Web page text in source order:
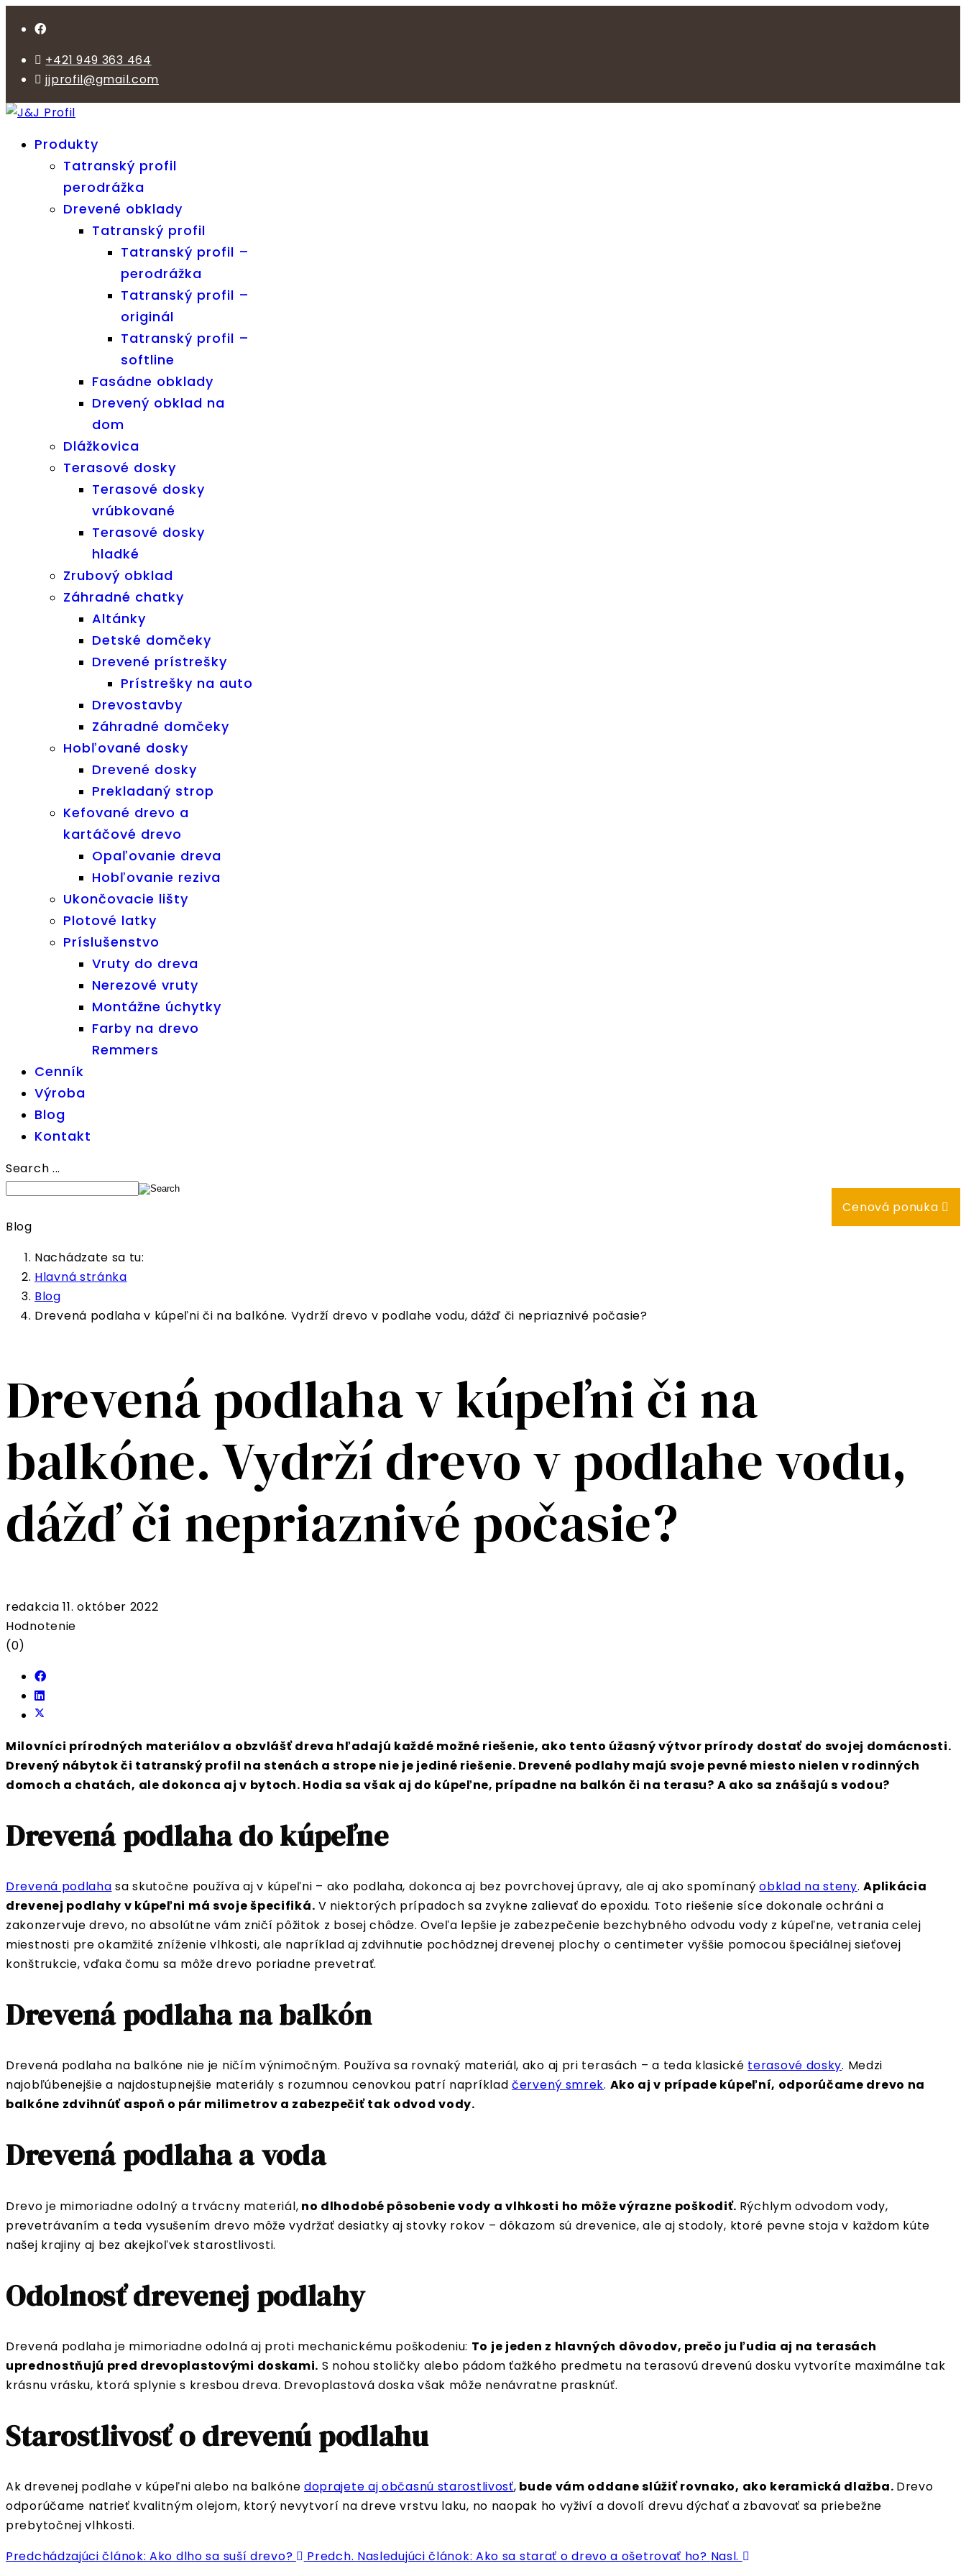
+421 949 363 464
jjprofil@gmail.com
Produkty
Tatranský profil
perodrážka
Drevené obklady
Tatranský profil
Tatranský profil –
perodrážka
Tatranský profil –
originál
Tatranský profil –
softline
Fasádne obklady
Drevený obklad na
dom
Dlážkovica
Terasové dosky
Terasové dosky
vrúbkované
Terasové dosky
hladké
Zrubový obklad
Záhradné chatky
Altánky
Detské domčeky
Drevené prístrešky
Prístrešky na auto
Drevostavby
Záhradné domčeky
Hobľované dosky
Drevené dosky
Prekladaný strop
Kefované drevo a
kartáčové drevo
Opaľovanie dreva
Hobľovanie reziva
Ukončovacie lišty
Plotové latky
Príslušenstvo
Vruty do dreva
Nerezové vruty
Montážne úchytky
Farby na drevo
Remmers
Cenník
Výroba
Blog
Kontakt
Search ...
Cenová ponuka
Blog
Nachádzate sa tu:
Hlavná stránka
Blog
Drevená podlaha v kúpeľni či na balkóne. Vydrží drevo v podlahe vodu, dážď či nepriaznivé počasie?
Drevená podlaha v kúpeľni či na
balkóne. Vydrží drevo v podlahe vodu,
dážď či nepriaznivé počasie?
redakcia 11. október 2022
Hodnotenie
(0)
Milovníci prírodných materiálov a obzvlášť dreva hľadajú každé možné riešenie, ako tento úžasný výtvor prírody dostať do svojej domácnosti.
Drevený nábytok či tatranský profil na stenách a strope nie je jediné riešenie. Drevené podlahy majú svoje pevné miesto nielen v rodinných
domoch a chatách, ale dokonca aj v bytoch. Hodia sa však aj do kúpeľne, prípadne na balkón či na terasu? A ako sa znášajú s vodou?
Drevená podlaha do kúpeľne
Drevená podlaha sa skutočne používa aj v kúpeľni – ako podlaha, dokonca aj bez povrchovej úpravy, ale aj ako spomínanýobklad na steny.Aplikácia
drevenej podlahy v kúpeľni má svoje špecifiká. V niektorých prípadoch sa zvykne zalievať do epoxidu. Toto riešenie síce dokonale ochráni a
zakonzervuje drevo, no absolútne vám zničí pôžitok z bosej chôdze. Oveľa lepšie je zabezpečenie bezchybného odvodu vody z kúpeľne, vetrania celej
miestnosti pre okamžité zníženie vlhkosti, ale napríklad aj zdvihnutie pochôdznej drevenej plochy o centimeter vyššie pomocou špeciálnej sieťovej
konštrukcie, vďaka čomu sa môže drevo poriadne prevetrať.
Drevená podlaha na balkón
Drevená podlaha na balkóne nie je ničím výnimočným. Používa sa rovnaký materiál, ako aj pri terasách – a teda klasické terasové dosky. Medzi
najobľúbenejšie a najdostupnejšie materiály s rozumnou cenovkou patrí napríkladčervený smrek. Ako aj v prípade kúpeľní, odporúčame drevo na
balkóne zdvihnúť aspoň o pár milimetrov a zabezpečiť tak odvod vody.
Drevená podlaha a voda
Drevo je mimoriadne odolný a trvácny materiál, no dlhodobé pôsobenie vody a vlhkosti ho môže výrazne poškodiť. Rýchlym odvodom vody,
prevetrávaním a teda vysušením drevo môže vydržať desiatky aj stovky rokov – dôkazom sú drevenice, ale aj stodoly, ktoré pevne stoja v každom kúte
našej krajiny aj bez akejkoľvek starostlivosti.
Odolnosť drevenej podlahy
Drevená podlaha je mimoriadne odolná aj proti mechanickému poškodeniu: To je jeden z hlavných dôvodov, prečo ju ľudia aj na terasách
uprednostňujú pred drevoplastovými doskami. S nohou stoličky alebo pádom ťažkého predmetu na terasovú drevenú dosku vytvoríte maximálne tak
krásnu vrásku, ktorá splynie s kresbou dreva. Drevoplastová doska však môže nenávratne prasknúť.
Starostlivosť o drevenú podlahu
Ak drevenej podlahe v kúpeľni alebo na balkóne doprajete aj občasnú starostlivosť, bude vám oddane slúžiť rovnako, ako keramická dlažba. Drevo
odporúčame natrieť kvalitným olejom, ktorý nevytvorí na dreve vrstvu laku, no naopak ho vyživí a dovolí drevu dýchať a zbavovať sa priebežne
prebytočnej vlhkosti.
Predchádzajúci článok: Ako dlho sa suší drevo?
Predch. Nasledujúci článok: Ako sa starať o drevo a ošetrovať ho? Nasl.